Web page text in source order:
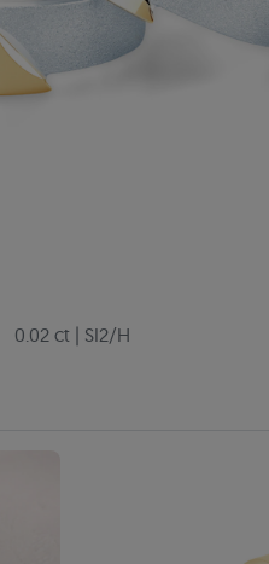
0.02 ct SI2/H